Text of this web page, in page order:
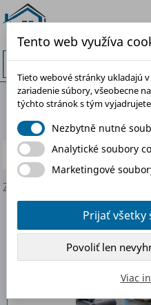
Najpredávanejšie prvé
Zobrazuje sa 17-24 z 39
Tento web využíva
Tieto webové stránky ukladajú
zariadenie súbory, všeobecne
týchto stránok s tým
Nezbytně nutné
Analytické soubory
Marketingové
Prijať všetky
Povoliť len
Viac